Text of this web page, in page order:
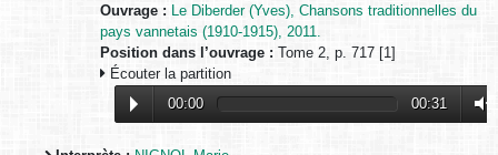
Ouvrage :
Le Diberder (Yves), Chansons traditionnelles du
pays vannetais (1910-1915), 2011.
Position dans l’ouvrage : Tome 2, p. 717 [1]
Écouter la partition
00:00
00:31